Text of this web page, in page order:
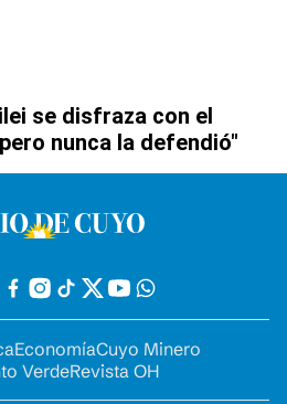
se disfraza con el
nunca la defendió"
EconomíaCuyo Minero
VerdeRevista OH